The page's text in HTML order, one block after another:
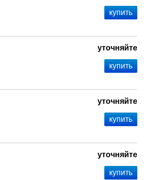
уточняйте
уточняйте
уточняйте